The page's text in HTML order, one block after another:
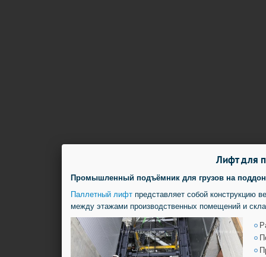
Лифт для
Промышленный подъёмник для грузов на
Паллетный лифт представляет собой конструкцию
между этажами производственных помещений и